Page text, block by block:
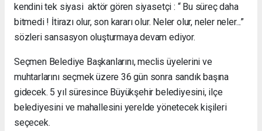
kendini tek siyasi aktör gören siyasetçi : “ Bu süreç daha
bitmedi ! İtirazı olur, son kararı olur. Neler olur, neler neler...”
sözleri sansasyon oluşturmaya devam ediyor.
Seçmen Belediye Başkanlarını, meclis üyelerini ve
muhtarlarını seçmek üzere 36 gün sonra sandık başına
gidecek. 5 yıl süresince Büyükşehir belediyesini, ilçe
belediyesini ve mahallesini yerelde yönetecek kişileri
seçecek.